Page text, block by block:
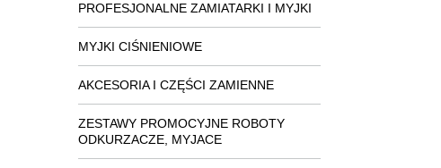
PROFESJONALNE ZAMIATARKI I MYJKI
MYJKI CIŚNIENIOWE
AKCESORIA I CZĘŚCI ZAMIENNE
ZESTAWY PROMOCYJNE ROBOTY
ODKURZACZE, MYJACE